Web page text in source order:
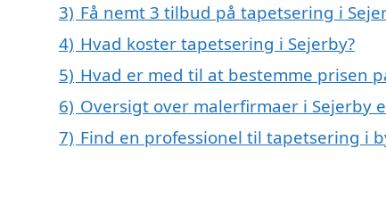
3) Få nemt 3 tilbud på tapetsering i
4) Hvad koster tapetsering i Sejerby?
5) Hvad er med til at bestemme prisen
6) Oversigt over malerfirmaer i Sejerby
7) Find en professionel til tapetsering i